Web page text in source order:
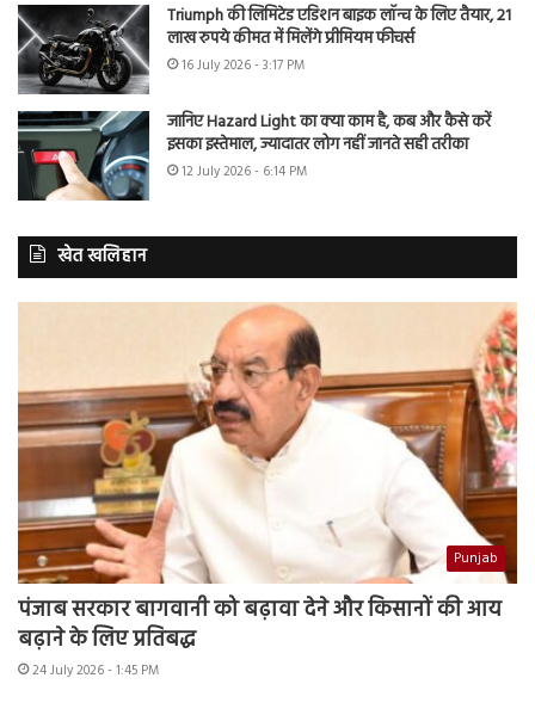
Triumph की लिमिटेड एडिशन बाइक लॉन्च के लिए तैयार, 21
लाख रुपये कीमत में मिलेंगे प्रीमियम फीचर्स
16 July 2026 - 3:17 PM
जानिए Hazard Light का क्या काम है, कब और कैसे करें
इसका इस्तेमाल, ज्यादातर लोग नहीं जानते सही तरीका
12 July 2026 - 6:14 PM
खेत खलिहान
Punjab
पंजाब सरकार बागवानी को बढ़ावा देने और किसानों की आय
बढ़ाने के लिए प्रतिबद्ध
24 July 2026 - 1:45 PM